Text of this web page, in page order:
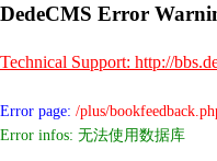
DedeCMS Error
Technical Support: http://
Error page: /plus/
Error infos: 无法使用数据库